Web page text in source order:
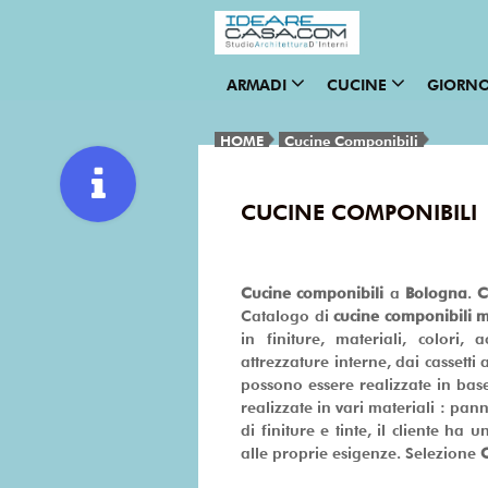
ARMADI CUCINE
HOME Cucine Componibili
CUCINE COMPONIBILI
Cucine componibili a Bologna.
Catalogo di cucine componibili
in finiture, materiali, colori,
attrezzature interne, dai
possono essere realizzate in
realizzate in vari materiali :
di finiture e tinte, il cliente ha
alle proprie esigenze. Selezione